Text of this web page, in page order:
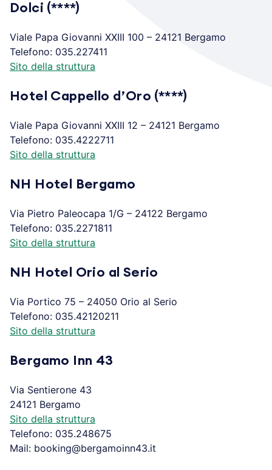
Dolci (****)
Viale Papa Giovanni XXIII 100 – 24121 Bergamo
Telefono: 035.227411
Sito della struttura
Hotel Cappello d’Oro (****)
Viale Papa Giovanni XXIII 12 – 24121 Bergamo
Telefono: 035.4222711
Sito della struttura
NH Hotel Bergamo
Via Pietro Paleocapa 1/G – 24122 Bergamo
Telefono: 035.2271811
Sito della struttura
NH Hotel Orio al Serio
Via Portico 75 – 24050 Orio al Serio
Telefono: 035.42120211
Sito della struttura
Bergamo Inn 43
Via Sentierone 43
24121 Bergamo
Sito della struttura
Telefono: 035.248675
Mail: booking@bergamoinn43.it